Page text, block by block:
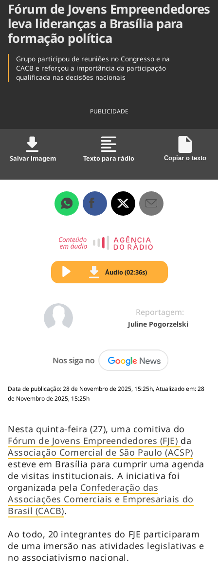
Fórum de Jovens Empreendedores
leva lideranças a Brasília para
formação política
Grupo participou de reuniões no Congresso e na
CACB e reforçou a importância da participação
qualificada nas decisões nacionais
PUBLICIDADE
Salvar imagem Texto para rádio Copiar o texto
Áudio (02:36s)
Reportagem:
Juline Pogorzelski
Data de publicação: 28 de Novembro de 2025, 15:25h, Atualizado em: 28
de Novembro de 2025, 15:25h
Nesta quinta-feira (27), uma comitiva do
Fórum de Jovens Empreendedores (FJE) da
Associação Comercial de São Paulo (ACSP)
esteve em Brasília para cumprir uma agenda
de visitas institucionais. A iniciativa foi
organizada pela Confederação das
Associações Comerciais e Empresariais do
Brasil (CACB).
Ao todo, 20 integrantes do FJE participaram
de uma imersão nas atividades legislativas e
no associativismo nacional.